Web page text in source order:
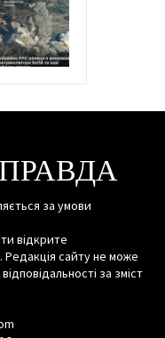
за умови
відкрите
Редакція сайту не може
за зміст